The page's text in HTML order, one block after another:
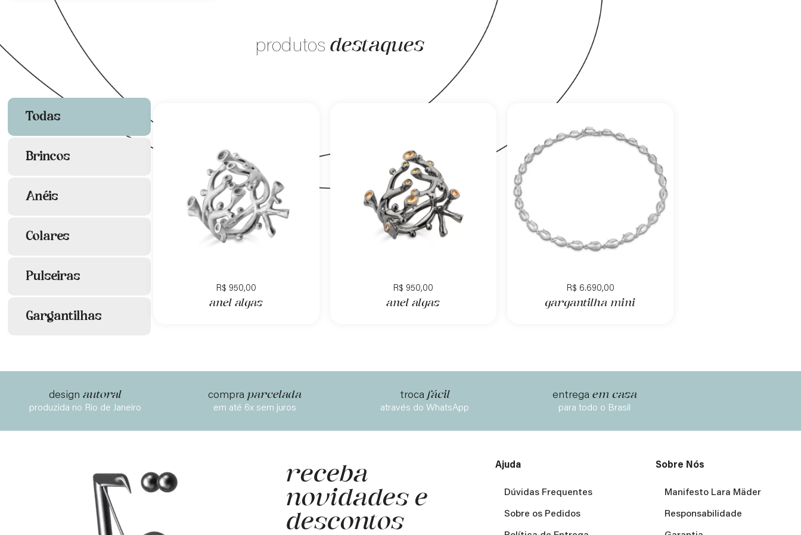
produtos destaques
Todas
Brincos
Anéis
Colares
Pulseiras
Gargantilhas
R$ 950,00
anel algas
R$ 950,00
anel algas
R$ 6.690,00
gargantilha mini
design autoral
produzida no Rio de Janeiro
compra parcelada
em até 6x sem juros
troca fácil
através do WhatsApp
entrega em casa
para todo o Brasil
receba
novidades e
descontos
Ajuda
Dúvidas Frequentes
Sobre os Pedidos
Sobre Nós
Manifesto Lara Mäder
Responsabilidade